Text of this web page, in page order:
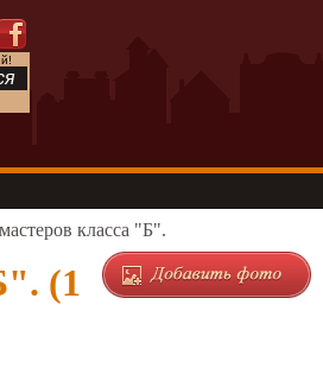
класса "Б".
(1